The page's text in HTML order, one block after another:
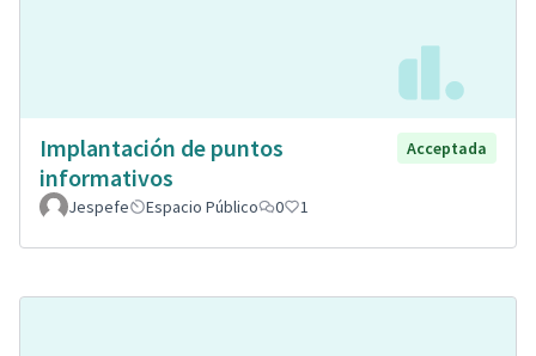
Implantación de puntos
informativos
Acceptada
Jespefe Espacio Público 0 1